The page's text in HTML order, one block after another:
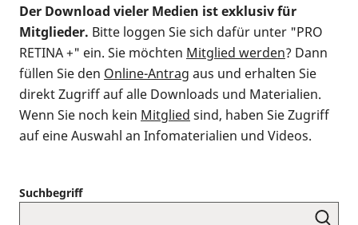
Der Download vieler Medien ist exklusiv für
Mitglieder. Bitte loggen Sie sich dafür unter "PRO
RETINA +" ein. Sie möchten Mitglied werden? Dann
füllen Sie den Online-Antrag aus und erhalten Sie
direkt Zugriff auf alle Downloads und Materialien.
Wenn Sie noch kein Mitglied sind, haben Sie Zugriff
auf eine Auswahl an Infomaterialien und Videos.
Suchbegriff